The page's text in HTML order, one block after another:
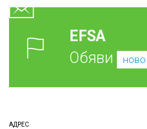
EFSA
Обяви
ново
АДРЕС